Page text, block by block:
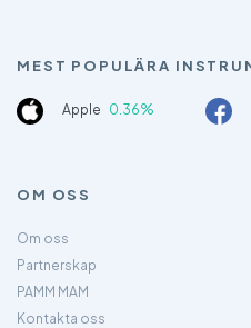
MEST POPULÄRA
Apple 0.36%
OM OSS
Om oss
Partnerskap
PAMM MAM
Kontakta oss